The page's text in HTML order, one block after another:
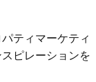
ティマーケティ
ピレーションを